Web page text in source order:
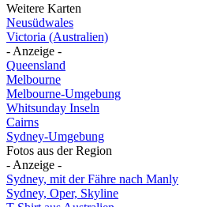
Weitere Karten
Neusüdwales
Victoria (Australien)
- Anzeige -
Queensland
Melbourne
Melbourne-Umgebung
Whitsunday Inseln
Cairns
Sydney-Umgebung
Fotos aus der Region
- Anzeige -
Sydney, mit der Fähre nach Manly
Sydney, Oper, Skyline